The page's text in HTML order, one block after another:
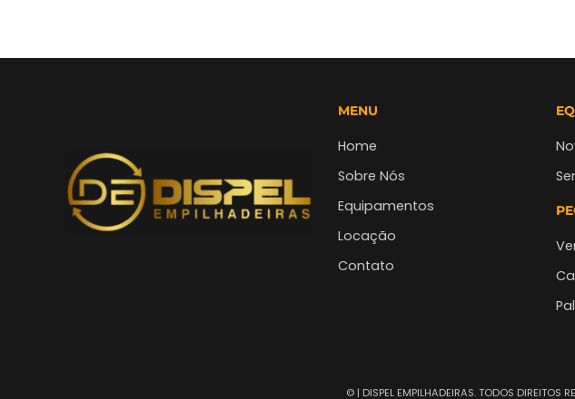
MENU
Home
Sobre Nós
Equipamentos
Locação
Contato
© | DISPEL EMPILHADEIRAS. TODOS DIREITOS